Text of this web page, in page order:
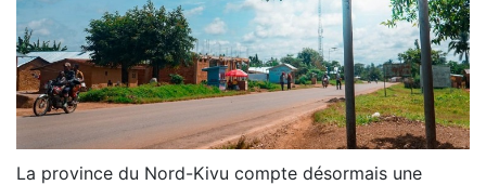
La province du Nord-Kivu compte désormais une